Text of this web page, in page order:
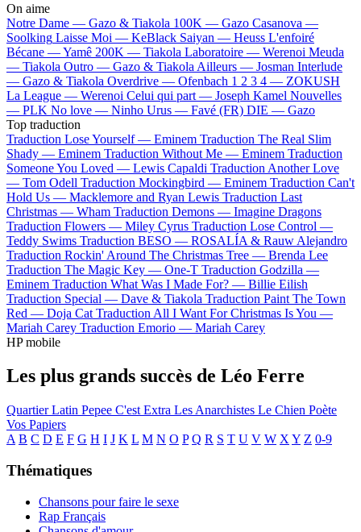
On aime
Notre Dame — Gazo & Tiakola 100K — Gazo Casanova —
Soolking Laisse Moi — KeBlack Saiyan — Heuss L'enfoiré
Bécane —Yamê 200K — Tiakola Laboratoire — Werenoi Meuda
— Tiakola Outro — Gazo & Tiakola Ailleurs — Josman Interlude
— Gazo & Tiakola Overdrive — Ofenbach 1 2 3 4 — ZOKUSH
La League — Werenoi Celui qui part — Joseph Kamel Nouvelles
— PLK No love — Ninho Urus — Favé (FR) DIE — Gazo
Top traduction
Traduction Lose Yourself — Eminem Traduction The Real Slim
Shady — Eminem Traduction Without Me — Eminem Traduction
Someone You Loved — Lewis Capaldi Traduction Another Love
— Tom Odell Traduction Mockingbird — Eminem Traduction Can't
Hold Us — Macklemore and Ryan Lewis Traduction Last
Christmas — Wham Traduction Demons — Imagine Dragons
Traduction Flowers — Miley Cyrus Traduction Lose Control —
Teddy Swims Traduction BESO — ROSALÍA & Rauw Alejandro
Traduction Rockin' Around The Christmas Tree — Brenda Lee
Traduction The Magic Key — One-T Traduction Godzilla —
Eminem Traduction What Was I Made For? — Billie Eilish
Traduction Special — Dave & Tiakola Traduction Paint The Town
Red — Doja Cat Traduction All I Want For Christmas Is You —
Mariah Carey Traduction Emorio — Mariah Carey
HP mobile
Les plus grands succès de Léo Ferre
Quartier Latin Pepee C'est Extra Les Anarchistes Le Chien Poète
Vos Papiers
A B C D E F G H I J K L M N O P Q R S T U V W X Y Z 0-9
Thématiques
Chansons pour faire le sexe
Rap Français